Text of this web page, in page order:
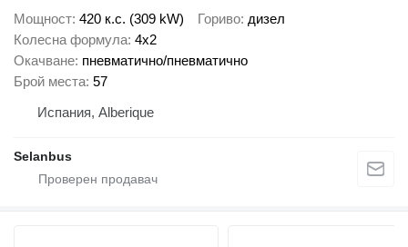
Мощност 420 к.с. (309 kW) Гориво дизел
Колесна формула 4x2
Окачване пневматично/пневматично
Брой места 57
Испания, Alberique
Selanbus